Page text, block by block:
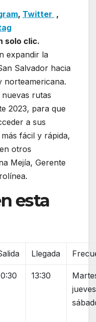
, Twitter ,
solo clic.
expandir la
Salvador hacia
norteamericana.
rutas
2023, para que
a sus
fácil y rápida,
otros
Mejía, Gerente
esta
Llegada
13:30